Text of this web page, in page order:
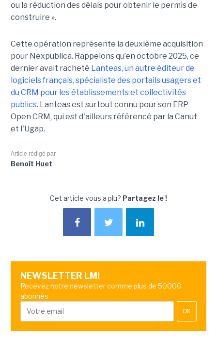
ou la réduction des délais pour obtenir le permis de
construire ».
Cette opération représente la deuxième acquisition
pour Nexpublica. Rappelons qu’en octobre 2025, ce
dernier avait racheté Lanteas, un autre éditeur de
logiciels français, spécialiste des portails usagers et
du CRM pour les établissements et collectivités
publics. Lanteas est surtout connu pour son ERP
Open CRM, qui est d'ailleurs référencé par la Canut
et l'Ugap.
Article rédigé par
Benoît Huet
Cet article vous a plu? Partagez le !
NEWSLETTER LMI
Recevez notre newsletter comme plus de 50000
abonnés
OK